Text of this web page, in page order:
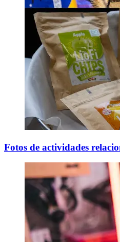
Fotos de actividades